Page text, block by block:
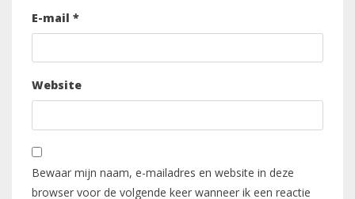
E-mail *
Website
Bewaar mijn naam, e-mailadres en website in deze
browser voor de volgende keer wanneer ik een reactie